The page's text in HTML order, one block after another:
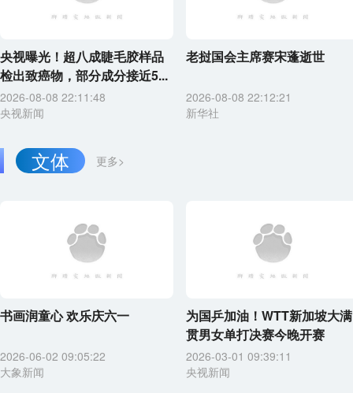
央视曝光！超八成睫毛胶样品
检出致癌物，部分成分接近5...
2026-08-08 22:11:48
央视新闻
老挝国会主席赛宋蓬逝世
2026-08-08 22:12:21
新华社
更多>
文体
书画润童心 欢乐庆六一
2026-06-02 09:05:22
大象新闻
为国乒加油！WTT新加坡大满
贯男女单打决赛今晚开赛
2026-03-01 09:39:11
央视新闻